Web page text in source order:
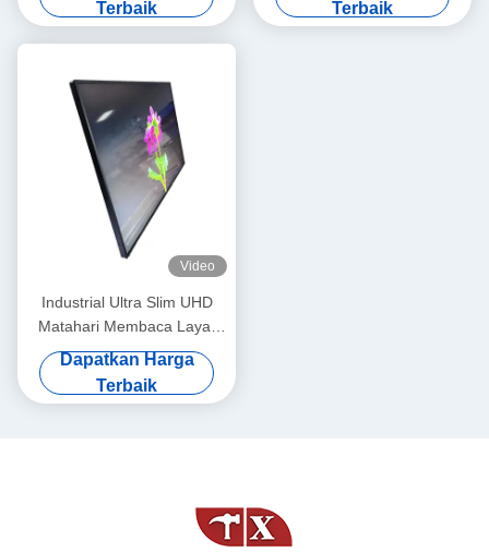
Terbaik
Terbaik
Video
Industrial Ultra Slim UHD
Matahari Membaca Layar
LCD 1000Cd 3840x2160
Dapatkan Harga
Terbaik